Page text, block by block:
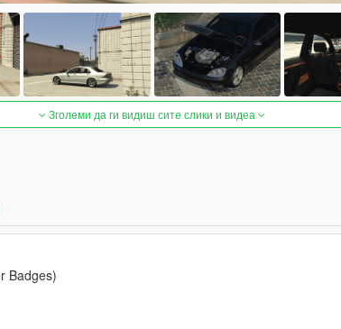
Зголеми да ги видиш сите слики и видеа
Badges)